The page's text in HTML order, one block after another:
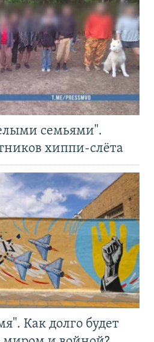
семьями".
хиппи-слёта
Как долго будет